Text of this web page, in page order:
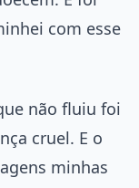
com esse
não fluiu foi
cruel. E o
minhas